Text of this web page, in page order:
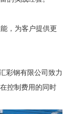
，为客户提供更
彩钢有限公司致力
控制费用的同时